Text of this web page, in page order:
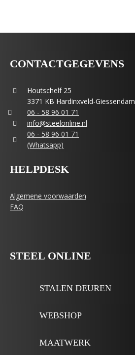
CONTACTGEGEVENS
Houtschelf 25
3371 KB Hardinxveld-Giessendam
06 - 58 96 01 71
info@steelonline.nl
06 - 58 96 01 71
(Whatsapp)
HELPDESK
Algemene voorwaarden
FAQ
STEEL ONLINE
STALEN DEUREN
WEBSHOP
MAATWERK